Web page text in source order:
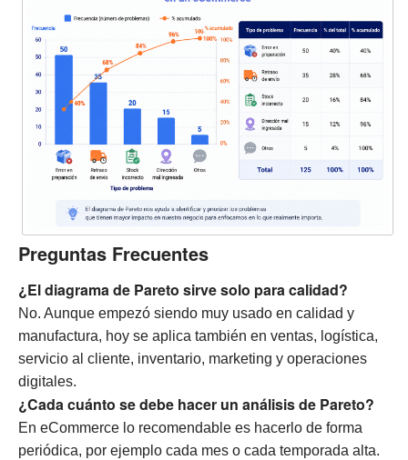
Preguntas Frecuentes
¿El diagrama de Pareto sirve solo para calidad?
No. Aunque empezó siendo muy usado en calidad y
manufactura, hoy se aplica también en ventas, logística,
servicio al cliente, inventario, marketing y operaciones
digitales.
¿Cada cuánto se debe hacer un análisis de Pareto?
En eCommerce lo recomendable es hacerlo de forma
periódica, por ejemplo cada mes o cada temporada alta.